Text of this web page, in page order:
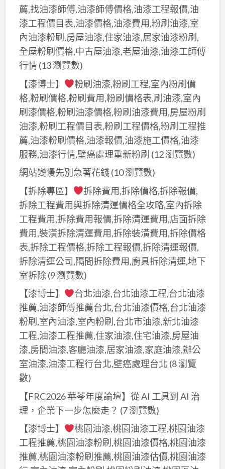
薦,找油漆師傅,油漆師傅價格,油漆工程報價,油
漆工程價目表,油漆價格,油漆費用,粉刷油漆,室
內油漆粉刷,房屋油漆,住家油漆,居家油漆粉刷,
全屋粉刷價格,中古屋油漆,老屋油漆,油漆工師傅
行情(13 瀏覽數)
【漆博士】
粉刷油漆,粉刷工程,室內粉刷價
格,粉刷價格,粉刷費用,粉刷價格表,刷油漆,室內
刷漆價格,粉刷油漆價格,粉刷油漆費用,房屋粉刷
油漆,粉刷工程價目表,粉刷工程價格,粉刷工程推
薦,油漆粉刷價格,油漆報價,油漆施工價格,油漆
服務,油漆行情,壁癌處理重新粉刷 (12 瀏覽數)
網站變慢先別急著花錢(10 瀏覽數)
【拆除專區】
拆除費用,拆除價格,拆除報價,
拆除工程費用與拆除清運價格全攻略,室內拆除
工程費用,拆除費用報價,拆除清運費用,店面拆除
費用,裝潢拆除清運費用,拆除裝潢費用,拆除價格
表,拆除工程價格,拆除工程報價,拆除清運報價,
拆除清運公司,隔間拆除費用,廚具拆除清運,地下
室拆除(9 瀏覽數)
【漆博士】
台北油漆,台北油漆工程,台北油漆
推薦,油漆師傅推薦台北,台北油漆價格,台北油漆
粉刷,室內油漆,室內粉刷,台北市油漆,新北油漆
工程,油漆工程推薦,住家油漆,住宅油漆,房屋油
漆,房間油漆,客廳油漆,居家油漆,家庭油漆,辦公
室油漆,油漆工程行台北,壁癌處理台北 (8 瀏覽
數)
【FRC2026 華苓年度論壇】從 AI 工具到 AI 治
理，企業下一步怎麼走？ (7 瀏覽數)
【漆博士】
桃園油漆,桃園油漆工程,桃園油漆
工程推薦,桃園油漆粉刷,桃園油漆價格,桃園油漆
推薦,桃園油漆粉刷推薦,桃園油漆估價,桃園油漆